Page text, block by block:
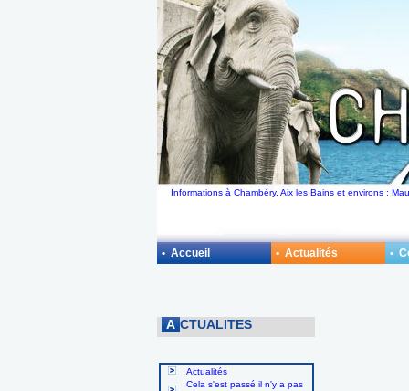
Informations à Chambéry, Aix les Bains et environs :
A CTUALITES
Actualités
Cela s'est passé il n'y a pas
• Accueil • Actualités •